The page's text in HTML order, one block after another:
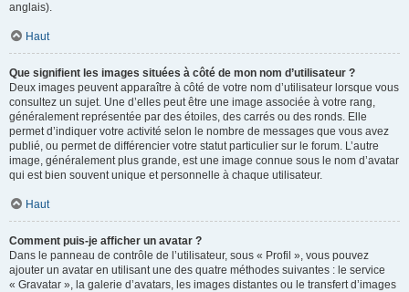
anglais).
Haut
Que signifient les images situées à côté de mon nom d’utilisateur ?
Deux images peuvent apparaître à côté de votre nom d’utilisateur lorsque vous
consultez un sujet. Une d’elles peut être une image associée à votre rang,
généralement représentée par des étoiles, des carrés ou des ronds. Elle
permet d’indiquer votre activité selon le nombre de messages que vous avez
publié, ou permet de différencier votre statut particulier sur le forum. L’autre
image, généralement plus grande, est une image connue sous le nom d’avatar
qui est bien souvent unique et personnelle à chaque utilisateur.
Haut
Comment puis-je afficher un avatar ?
Dans le panneau de contrôle de l’utilisateur, sous « Profil », vous pouvez
ajouter un avatar en utilisant une des quatre méthodes suivantes : le service
« Gravatar », la galerie d’avatars, les images distantes ou le transfert d’images